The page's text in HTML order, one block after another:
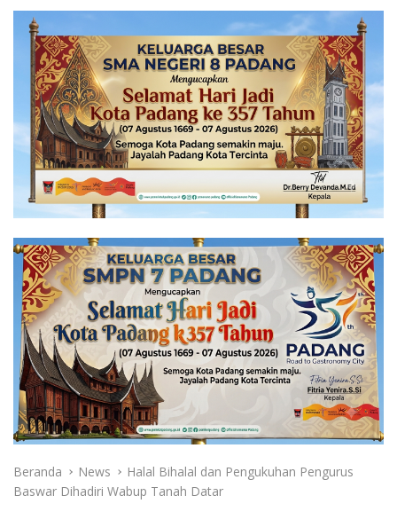
Beranda News
Halal Bihalal dan Pengukuhan Pengurus
Baswar Dihadiri Wabup Tanah Datar